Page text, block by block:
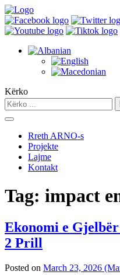
Kërko
Rreth ARNO-s
Projekte
Lajme
Kontakt
Tag: impact
Ekonomi e
2 Prill
Posted on March 23, 2026